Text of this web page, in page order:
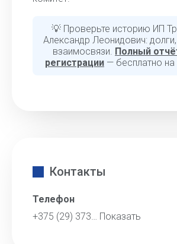
💡 Проверьте историю ИП
Александр Леонидович:
взаимосвязи. Полный
регистрации — бесплатно
Контакты
Телефон
+375 (29) 373… Показать